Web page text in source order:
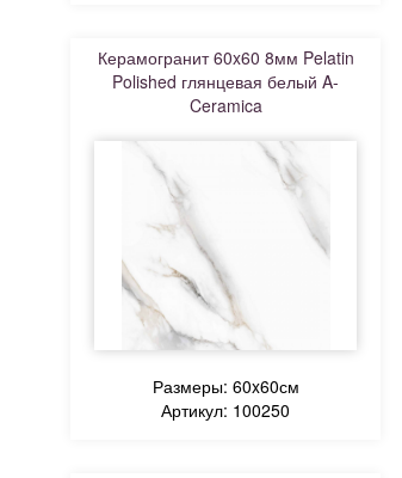
Керамогранит 60x60 8мм Pelatin
Polished глянцевая белый A-
Ceramica
Размеры: 60x60см
Артикул: 100250